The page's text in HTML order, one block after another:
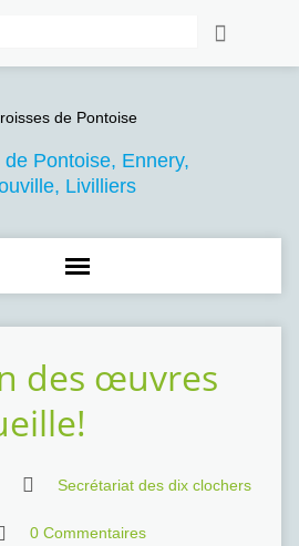
Pontoise, Ennery,
Livilliers
des œuvres
Secrétariat des dix clochers
0 Commentaires